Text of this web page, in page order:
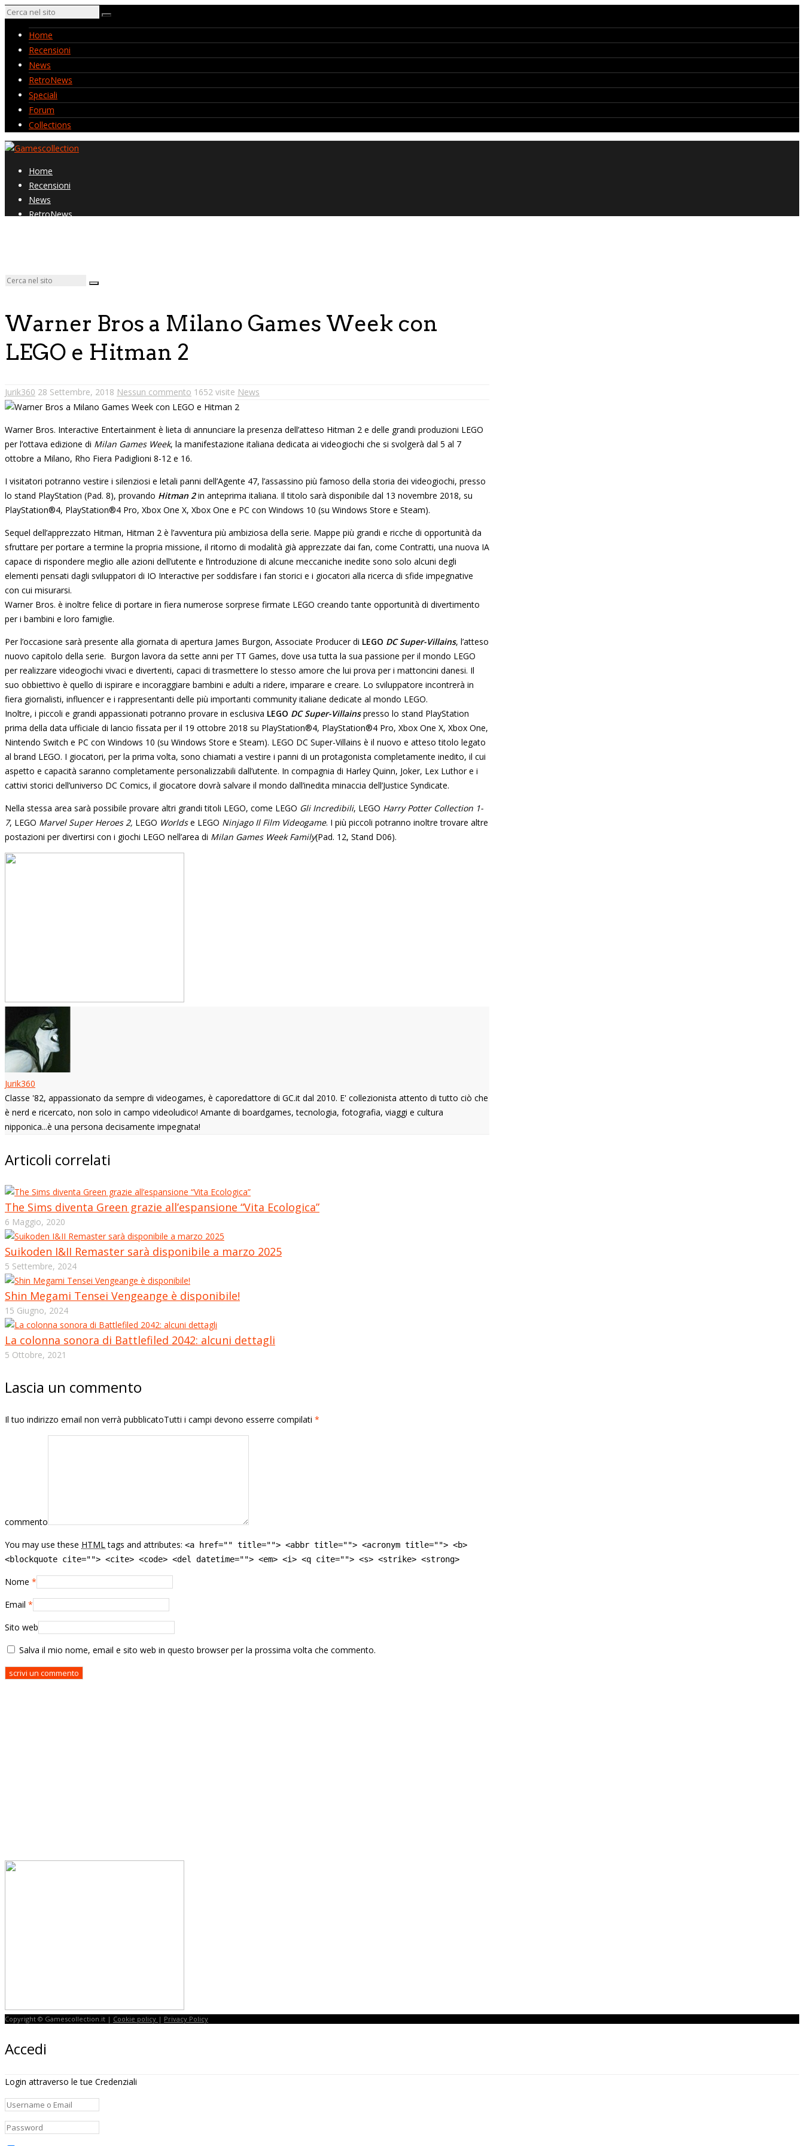
Home
Recensioni
News
RetroNews
Speciali
Forum
Collections
Home
Recensioni
News
RetroNews
Warner Bros a Milano Games Week con
LEGO e Hitman 2
Jurik360 28 Settembre, 2018 Nessun commento 1652 visite News
Warner Bros. Interactive Entertainment è lieta di annunciare la presenza dell’atteso Hitman 2 e delle grandi produzioni LEGO
per l’ottava edizione di Milan Games Week, la manifestazione italiana dedicata ai videogiochi che si svolgerà dal 5 al 7
ottobre a Milano, Rho Fiera Padiglioni 8-12 e 16.
I visitatori potranno vestire i silenziosi e letali panni dell’Agente 47, l’assassino più famoso della storia dei videogiochi, presso
lo stand PlayStation (Pad. 8), provando Hitman 2in anteprima italiana. Il titolo sarà disponibile dal 13 novembre 2018, su
PlayStation®4, PlayStation®4 Pro, Xbox One X, Xbox One e PC con Windows 10 (su Windows Store e Steam).
Sequel dell’apprezzato Hitman, Hitman 2 è l’avventura più ambiziosa della serie. Mappe più grandi e ricche di opportunità da
sfruttare per portare a termine la propria missione, il ritorno di modalità già apprezzate dai fan, come Contratti, una nuova IA
capace di rispondere meglio alle azioni dell’utente e l’introduzione di alcune meccaniche inedite sono solo alcuni degli
elementi pensati dagli sviluppatori di IO Interactive per soddisfare i fan storici e i giocatori alla ricerca di sfide impegnative
con cui misurarsi.
Warner Bros. è inoltre felice di portare in fiera numerose sorprese firmate LEGO creando tante opportunità di divertimento
per i bambini e loro famiglie.
Per l’occasione sarà presente alla giornata di apertura James Burgon, Associate Producer di LEGO DC Super-Villains, l’atteso
nuovo capitolo della serie. Burgon lavora da sette anni per TT Games, dove usa tutta la sua passione per il mondo LEGO
per realizzare videogiochi vivaci e divertenti, capaci di trasmettere lo stesso amore che lui prova per i mattoncini danesi. Il
suo obbiettivo è quello di ispirare e incoraggiare bambini e adulti a ridere, imparare e creare. Lo sviluppatore incontrerà in
fiera giornalisti, influencer e i rappresentanti delle più importanti community italiane dedicate al mondo LEGO.
Inoltre, i piccoli e grandi appassionati potranno provare in esclusiva LEGO DC Super-Villainspresso lo stand PlayStation
prima della data ufficiale di lancio fissata per il 19 ottobre 2018 su PlayStation®4, PlayStation®4 Pro, Xbox One X, Xbox One,
Nintendo Switch e PC con Windows 10 (su Windows Store e Steam). LEGO DC Super-Villains è il nuovo e atteso titolo legato
al brand LEGO. I giocatori, per la prima volta, sono chiamati a vestire i panni di un protagonista completamente inedito, il cui
aspetto e capacità saranno completamente personalizzabili dall’utente. In compagnia di Harley Quinn, Joker, Lex Luthor e i
cattivi storici dell’universo DC Comics, il giocatore dovrà salvare il mondo dall’inedita minaccia dell’Justice Syndicate.
Nella stessa area sarà possibile provare altri grandi titoli LEGO, come LEGO Gli Incredibili, LEGO Harry Potter Collection 1-
7, LEGO Marvel Super Heroes 2, LEGO Worldse LEGO Ninjago Il Film Videogame. I più piccoli potranno inoltre trovare altre
postazioni per divertirsi con i giochi LEGO nell’area di Milan Games Week Family(Pad. 12, Stand D06).
Jurik360
Classe '82, appassionato da sempre di videogames, è caporedattore di GC.it dal 2010. E' collezionista attento di tutto ciò che
è nerd e ricercato, non solo in campo videoludico! Amante di boardgames, tecnologia, fotografia, viaggi e cultura
nipponica...è una persona decisamente impegnata!
Articoli correlati
The Sims diventa Green grazie all’espansione “Vita Ecologica”
6 Maggio, 2020
Suikoden I&II Remaster sarà disponibile a marzo 2025
5 Settembre, 2024
Shin Megami Tensei Vengeange è disponibile!
15 Giugno, 2024
La colonna sonora di Battlefiled 2042: alcuni dettagli
5 Ottobre, 2021
Lascia un commento
Il tuo indirizzo email non verrà pubblicatoTutti i campi devono esserre compilati *
commento
You may use these HTML tags and attributes: <a href="" title=""> <abbr title=""> <acronym title=""> <b>
<blockquote cite=""> <cite> <code> <del datetime=""> <em> <i> <q cite=""> <s> <strike> <strong>
Nome *
Email *
Sito web
Salva il mio nome, email e sito web in questo browser per la prossima volta che commento.
Copyright © Gamescollection.it | Cookie policy | Privacy Policy
Accedi
Login attraverso le tue Credenziali